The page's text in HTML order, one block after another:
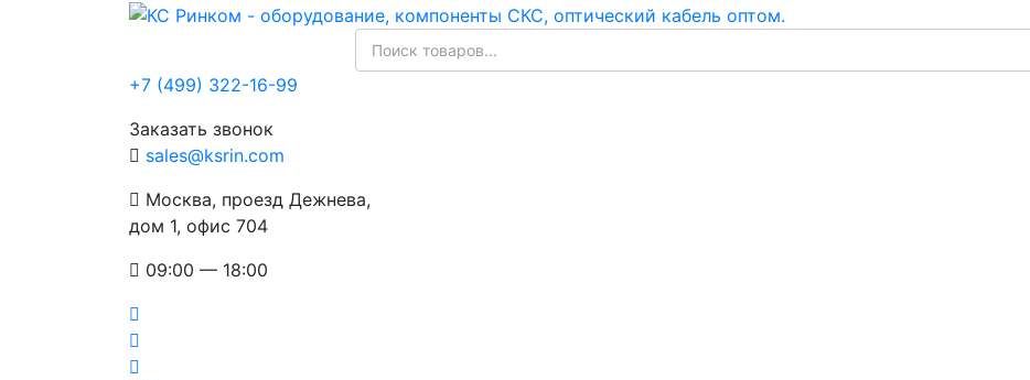
+7 (499) 322-16-99
Заказать звонок
sales@ksrin.com
Москва, проезд Дежнева,
дом 1, офис 704
09:00 — 18:00